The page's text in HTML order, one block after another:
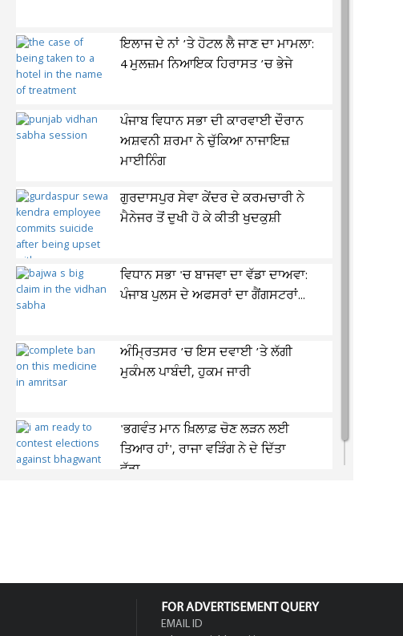
ਇਲਾਜ ਦੇ ਨਾਂ ’ਤੇ ਹੋਟਲ ਲੈ ਜਾਣ ਦਾ ਮਾਮਲਾ:
4 ਮੁਲਜ਼ਮ ਨਿਆਇਕ ਹਿਰਾਸਤ ’ਚ ਭੇਜੇ
ਪੰਜਾਬ ਵਿਧਾਨ ਸਭਾ ਦੀ ਕਾਰਵਾਈ ਦੌਰਾਨ
ਅਸ਼ਵਨੀ ਸ਼ਰਮਾ ਨੇ ਚੁੱਕਿਆ ਨਾਜਾਇਜ਼
ਮਾਈਨਿੰਗ
ਗੁਰਦਾਸਪੁਰ ਸੇਵਾ ਕੇਂਦਰ ਦੇ ਕਰਮਚਾਰੀ ਨੇ
ਮੈਨੇਜਰ ਤੋਂ ਦੁਖੀ ਹੋ ਕੇ ਕੀਤੀ ਖੁਦਕੁਸ਼ੀ
ਵਿਧਾਨ ਸਭਾ 'ਚ ਬਾਜਵਾ ਦਾ ਵੱਡਾ ਦਾਅਵਾ:
ਪੰਜਾਬ ਪੁਲਸ ਦੇ ਅਫਸਰਾਂ ਦਾ ਗੈਂਗਸਟਰਾਂ...
ਅੰਮ੍ਰਿਤਸਰ ’ਚ ਇਸ ਦਵਾਈ ’ਤੇ ਲੱਗੀ
ਮੁਕੰਮਲ ਪਾਬੰਦੀ, ਹੁਕਮ ਜਾਰੀ
'ਭਗਵੰਤ ਮਾਨ ਖ਼ਿਲਾਫ਼ ਚੋਣ ਲੜਨ ਲਈ
ਤਿਆਰ ਹਾਂ', ਰਾਜਾ ਵੜਿੰਗ ਨੇ ਦੇ ਦਿੱਤਾ
ਵੱਡਾ...
FOR ADVERTISEMENT QUERY
EMAIL ID